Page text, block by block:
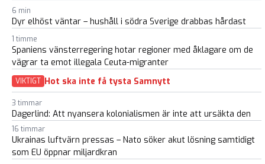
6 min
Dyr elhöst väntar – hushåll i södra Sverige drabbas hårdast
1 timme
Spaniens vänsterregering hotar regioner med åklagare om de
vägrar ta emot illegala Ceuta-migranter
VIKTIGT Hot ska inte få tysta Samnytt
3 timmar
Dagerlind: Att nyansera kolonialismen är inte att ursäkta den
16 timmar
Ukrainas luftvärn pressas – Nato söker akut lösning samtidigt
som EU öppnar miljardkran